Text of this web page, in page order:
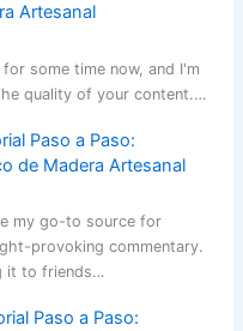
Artesanal
some time now, and I'm
quality of your content.…
Paso a Paso:
de Madera Artesanal
my go-to source for
provoking commentary.
it to friends…
Paso a Paso: